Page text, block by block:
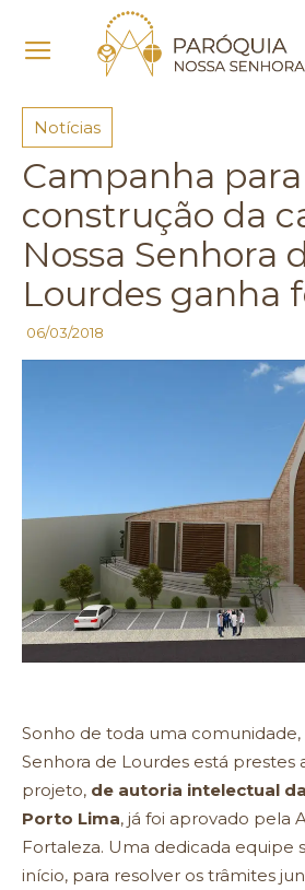
Notícias
Notícias
Campanha para
construção da
Nossa Senhora
Lourdes ganha
06/03/2018
Sonho de toda uma comunidade,
Senhora de Lourdes está prestes
projeto, de autoria intelectual
Porto Lima, já foi aprovado pela
Fortaleza. Uma dedicada equipe
início, para resolver os trâmites